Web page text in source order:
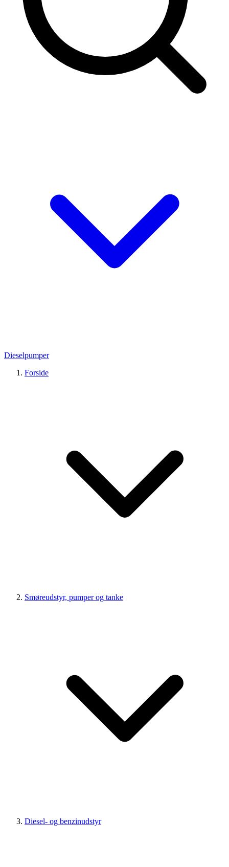
Dieselpumper
Forside
Smøreudstyr, pumper og tanke
Diesel- og benzinudstyr